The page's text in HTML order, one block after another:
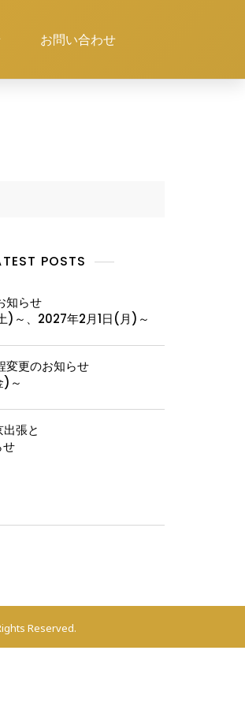
お問い合わせ
POSTS
知らせ
)～、2027年2月1日(月)～
変更のお知らせ
)～
張と
せ
Reserved.